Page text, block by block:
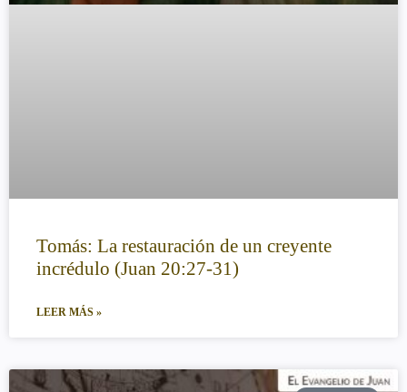
Tomás: La restauración de un creyente
incrédulo (Juan 20:27-31)
LEER MÁS »